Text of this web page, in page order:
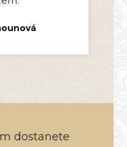
dostanete